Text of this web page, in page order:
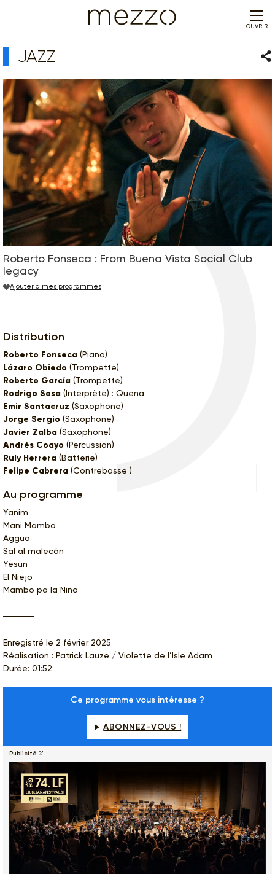
OUVRIR
JAZZ
Roberto Fonseca : From Buena Vista Social Club
legacy
Ajouter à mes programmes
Distribution
Roberto Fonseca (Piano)
Lázaro Obiedo (Trompette)
Roberto García (Trompette)
Rodrigo Sosa (Interprète) : Quena
Emir Santacruz (Saxophone)
Jorge Sergio (Saxophone)
Javier Zalba (Saxophone)
Andrés Coayo (Percussion)
Ruly Herrera (Batterie)
Felipe Cabrera (Contrebasse )
Au programme
Yanim
Mani Mambo
Aggua
Sal al malecón
Yesun
⁠El Niejo
⁠Mambo pa la Niña
Enregistré le 2 février 2025
Réalisation : Patrick Lauze / Violette de l’Isle Adam
Durée: 01:52
Ce programme vous intéresse ?
ABONNEZ-VOUS !
Publicité